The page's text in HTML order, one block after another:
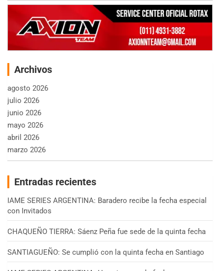
Archivos
agosto 2026
julio 2026
junio 2026
mayo 2026
abril 2026
marzo 2026
Entradas recientes
IAME SERIES ARGENTINA: Baradero recibe la fecha especial
con Invitados
CHAQUEÑO TIERRA: Sáenz Peña fue sede de la quinta fecha
SANTIAGUEÑO: Se cumplió con la quinta fecha en Santiago